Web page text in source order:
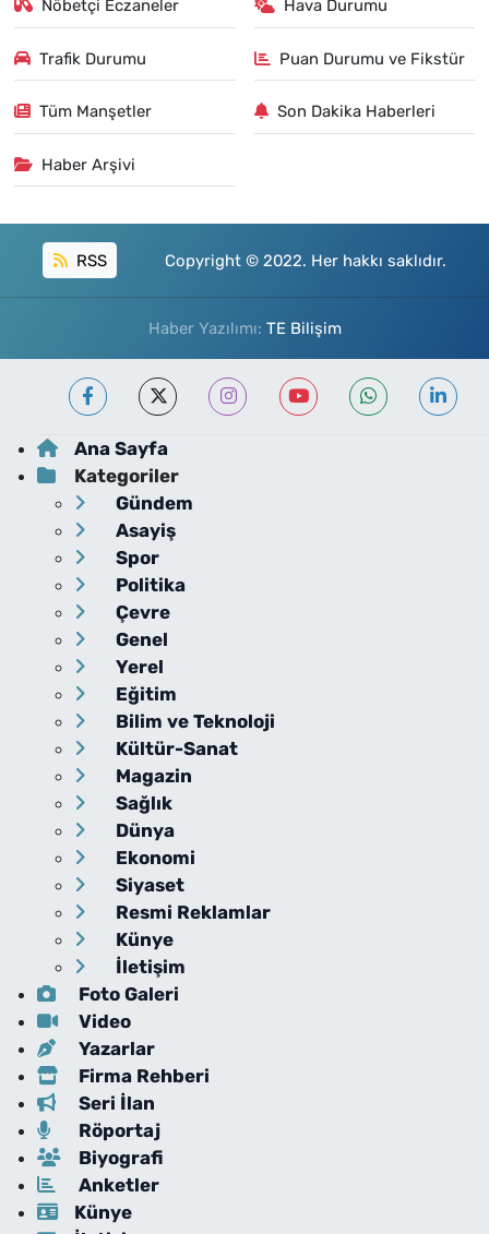
Nöbetçi Eczaneler Hava Durumu
Trafik Durumu Puan Durumu ve Fikstür
Tüm Manşetler Son Dakika Haberleri
Haber Arşivi
RSS Copyright © 2022. Her hakkı saklıdır.
Haber Yazılımı: TE Bilişim
Ana Sayfa
Kategoriler
Gündem
Asayiş
Spor
Politika
Çevre
Genel
Yerel
Eğitim
Bilim ve Teknoloji
Kültür-Sanat
Magazin
Sağlık
Dünya
Ekonomi
Siyaset
Resmi Reklamlar
Künye
İletişim
Foto Galeri
Video
Yazarlar
Firma Rehberi
Seri İlan
Röportaj
Biyografi
Anketler
Künye